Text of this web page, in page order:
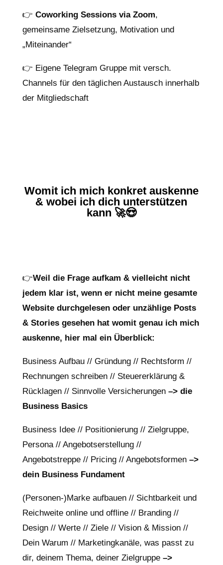
👉 Coworking Sessions via Zoom,
gemeinsame Zielsetzung, Motivation und
„Miteinander“
👉 Eigene Telegram Gruppe mit versch.
Channels für den täglichen Austausch innerhalb
der Mitgliedschaft
Womit ich mich konkret auskenne
& wobei ich dich unterstützen
kann 🚀😍
👉Weil die Frage aufkam & vielleicht nicht
jedem klar ist, wenn er nicht meine gesamte
Website durchgelesen oder unzählige Posts
& Stories gesehen hat womit genau ich mich
auskenne, hier mal ein Überblick:
Business Aufbau // Gründung // Rechtsform //
Rechnungen schreiben // Steuererklärung &
Rücklagen // Sinnvolle Versicherungen –> die
Business Basics
Business Idee // Positionierung // Zielgruppe,
Persona // Angebotserstellung //
Angebotstreppe // Pricing // Angebotsformen –>
dein Business Fundament
(Personen-)Marke aufbauen // Sichtbarkeit und
Reichweite online und offline // Branding //
Design // Werte // Ziele // Vision & Mission //
Dein Warum // Marketingkanäle, was passt zu
dir, deinem Thema, deiner Zielgruppe –>